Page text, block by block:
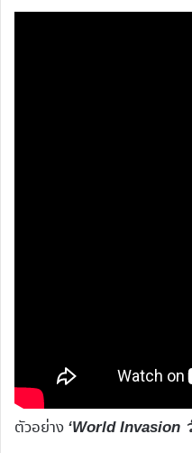
ตัวอย่าง ‘World Invasion